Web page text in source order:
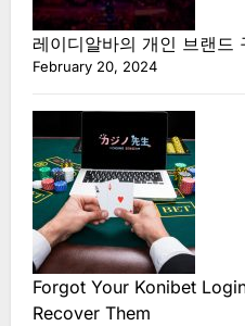
레이디알바의 개인 브랜드
February 20, 2024
Forgot Your Konibet
Recover Them